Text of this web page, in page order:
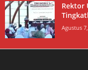
Rektor
Agustus